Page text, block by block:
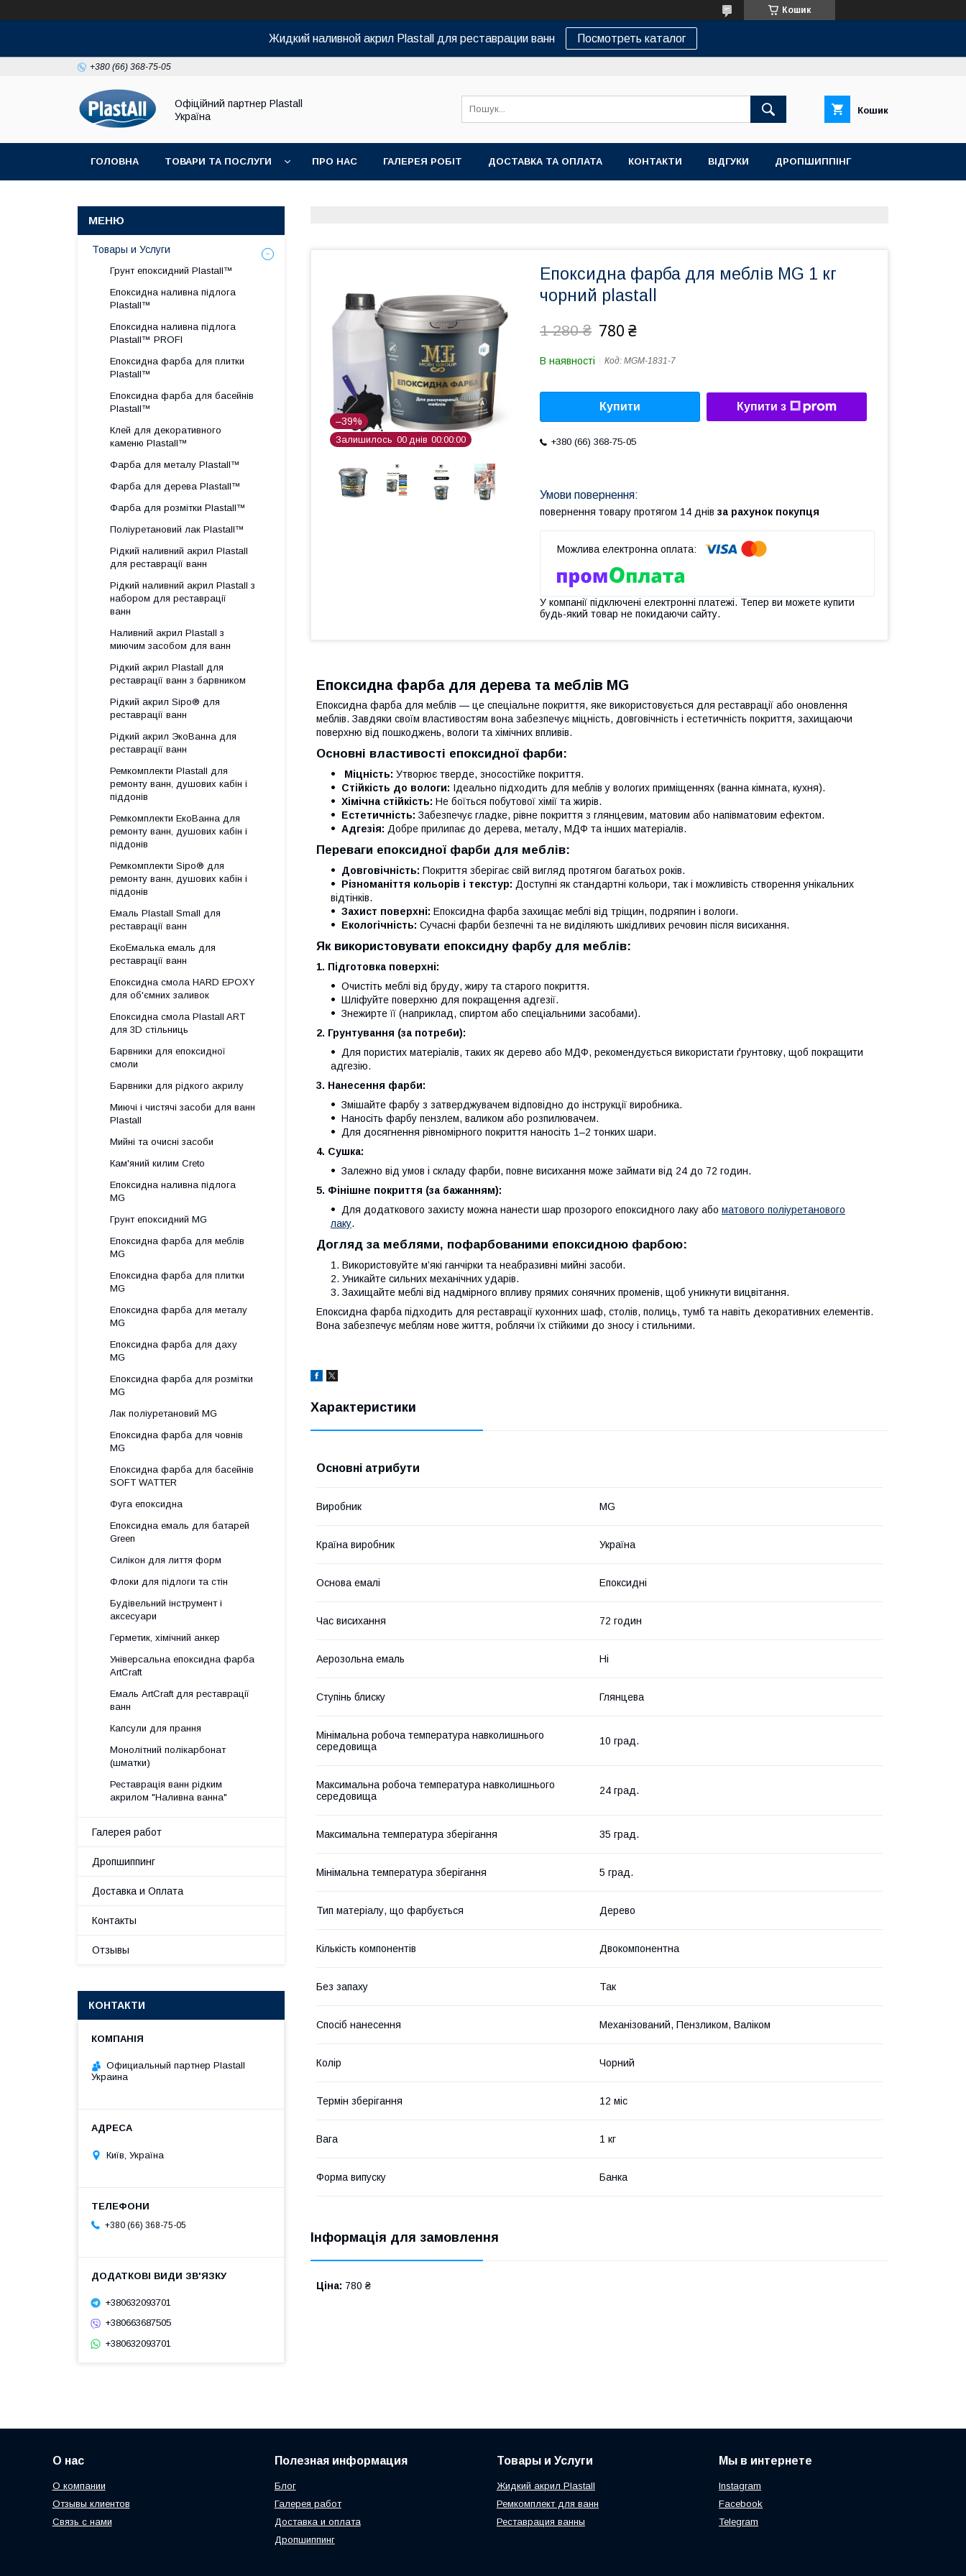
Кошик
Жидкий наливной акрил Plastall для реставрации ванн Посмотреть каталог
+380 (66) 368-75-05
Офіційний партнер Plastall
Україна
Кошик
ГОЛОВНА ТОВАРИ ТА ПОСЛУГИ ПРО НАС ГАЛЕРЕЯ РОБІТ ДОСТАВКА ТА ОПЛАТА КОНТАКТИ ВІДГУКИ ДРОПШИППІНГ
–39%
Залишилось 00 днів 00 00 00
Епоксидна фарба для меблів MG 1 кг
чорний plastall
1 280 ₴ 780 ₴
В наявності Код: MGM-1831-7
Купити Купити з
+380 (66) 368-75-05
повернення товару протягом 14 днів за рахунок покупця
У компанії підключені електронні платежі. Тепер ви можете купити
будь-який товар не покидаючи сайту.
Епоксидна фарба для дерева та меблів MG
Епоксидна фарба для меблів — це спеціальне покриття, яке використовується для реставрації або оновлення
меблів. Завдяки своїм властивостям вона забезпечує міцність, довговічність і естетичність покриття, захищаючи
поверхню від пошкоджень, вологи та хімічних впливів.
Основні властивості епоксидної фарби:
Міцність: Утворює тверде, зносостійке покриття.
Стійкість до вологи: Ідеально підходить для меблів у вологих приміщеннях (ванна кімната, кухня).
Хімічна стійкість: Не боїться побутової хімії та жирів.
Естетичність: Забезпечує гладке, рівне покриття з глянцевим, матовим або напівматовим ефектом.
Адгезія: Добре прилипає до дерева, металу, МДФ та інших матеріалів.
Переваги епоксидної фарби для меблів:
Довговічність: Покриття зберігає свій вигляд протягом багатьох років.
Різноманіття кольорів і текстур: Доступні як стандартні кольори, так і можливість створення унікальних
відтінків.
Захист поверхні: Епоксидна фарба захищає меблі від тріщин, подряпин і вологи.
Екологічність: Сучасні фарби безпечні та не виділяють шкідливих речовин після висихання.
Як використовувати епоксидну фарбу для меблів:
1. Підготовка поверхні:
Очистіть меблі від бруду, жиру та старого покриття.
Шліфуйте поверхню для покращення адгезії.
Знежирте її (наприклад, спиртом або спеціальними засобами).
2. Грунтування (за потреби):
Для пористих матеріалів, таких як дерево або МДФ, рекомендується використати ґрунтовку, щоб покращити
адгезію.
3. Нанесення фарби:
Змішайте фарбу з затверджувачем відповідно до інструкції виробника.
Наносіть фарбу пензлем, валиком або розпилювачем.
Для досягнення рівномірного покриття наносіть 1–2 тонких шари.
4. Сушка:
Залежно від умов і складу фарби, повне висихання може займати від 24 до 72 годин.
5. Фінішне покриття (за бажанням):
Для додаткового захисту можна нанести шар прозорого епоксидного лаку або матового поліуретанового
лаку.
Догляд за меблями, пофарбованими епоксидною фарбою:
Використовуйте м’які ганчірки та неабразивні мийні засоби.
Уникайте сильних механічних ударів.
Захищайте меблі від надмірного впливу прямих сонячних променів, щоб уникнути вицвітання.
Епоксидна фарба підходить для реставрації кухонних шаф, столів, полиць, тумб та навіть декоративних елементів.
Вона забезпечує меблям нове життя, роблячи їх стійкими до зносу і стильними.
Характеристики
Основні атрибути
Виробник MG
Країна виробник Україна
Основа емалі Епоксидні
Час висихання 72 годин
Аерозольна емаль Ні
Ступінь блиску Глянцева
Мінімальна робоча температура навколишнього
середовища
10 град.
Максимальна робоча температура навколишнього
середовища
24 град.
Максимальна температура зберігання 35 град.
Мінімальна температура зберігання 5 град.
Тип матеріалу, що фарбується Дерево
Кількість компонентів Двокомпонентна
Без запаху Так
Спосіб нанесення Механізований, Пензликом, Валіком
Колір Чорний
Термін зберігання 12 міс
Вага 1 кг
Форма випуску Банка
Інформація для замовлення
Ціна: 780 ₴
Товары и Услуги
Грунт епоксидний Plastall™
Епоксидна наливна підлога
Plastall™
Епоксидна наливна підлога
Plastall™ PROFI
Епоксидна фарба для плитки
Plastall™
Епоксидна фарба для басейнів
Plastall™
Клей для декоративного
каменю Plastall™
Фарба для металу Plastall™
Фарба для дерева Plastall™
Фарба для розмітки Plastall™
Поліуретановий лак Plastall™
Рідкий наливний акрил Plastall
для реставрації ванн
Рідкий наливний акрил Plastall з
набором для реставрації
ванн
Наливний акрил Plastall з
миючим засобом для ванн
Рідкий акрил Plastall для
реставрації ванн з барвником
Рідкий акрил Sipo® для
реставрації ванн
Рідкий акрил ЭкоВанна для
реставрації ванн
Ремкомплекти Plastall для
ремонту ванн, душових кабін і
піддонів
Ремкомплекти ЕкоВанна для
ремонту ванн, душових кабін і
піддонів
Ремкомплекти Sipo® для
ремонту ванн, душових кабін і
піддонів
Емаль Plastall Small для
реставрації ванн
ЕкоЕмалька емаль для
реставрації ванн
Епоксидна смола HARD EPOXY
для об'ємних заливок
Епоксидна смола Plastall ART
для 3D стільниць
Барвники для епоксидної
смоли
Барвники для рідкого акрилу
Миючі і чистячі засоби для ванн
Plastall
Мийні та очисні засоби
Кам'яний килим Creto
Епоксидна наливна підлога
MG
Грунт епоксидний MG
Епоксидна фарба для меблів
MG
Епоксидна фарба для плитки
MG
Епоксидна фарба для металу
MG
Епоксидна фарба для даху
MG
Епоксидна фарба для розмітки
MG
Лак поліуретановий MG
Епоксидна фарба для човнів
MG
Епоксидна фарба для басейнів
SOFT WATTER
Фуга епоксидна
Епоксидна емаль для батарей
Green
Силікон для лиття форм
Флоки для підлоги та стін
Будівельний інструмент і
аксесуари
Герметик, хімічний анкер
Універсальна епоксидна фарба
ArtCraft
Емаль ArtCraft для реставрації
ванн
Капсули для прання
Монолітний полікарбонат
(шматки)
Реставрація ванн рідким
акрилом "Наливна ванна"
Галерея работ
Дропшиппинг
Доставка и Оплата
Контакты
Отзывы
КОНТАКТИ
Официальный партнер Plastall
Украина
Київ, Україна
+380 (66) 368-75-05
+380632093701
+380663687505
+380632093701
О нас
О компании
Отзывы клиентов
Связь с нами
Полезная информация
Блог
Галерея работ
Доставка и оплата
Дропшиппинг
Товары и Услуги
Жидкий акрил Plastall
Ремкомплект для ванн
Реставрация ванны
Мы в интернете
Instagram
Facebook
Telegram